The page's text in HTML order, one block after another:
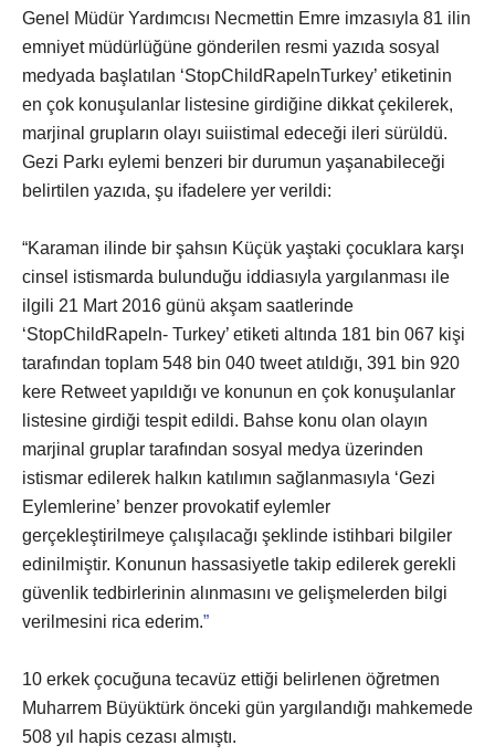
Genel Müdür Yardımcısı Necmettin Emre imzasıyla 81 ilin
emniyet müdürlüğüne gönderilen resmi yazıda sosyal
medyada başlatılan ‘StopChildRapelnTurkey’ etiketinin
en çok konuşulanlar listesine girdiğine dikkat çekilerek,
marjinal grupların olayı suiistimal edeceği ileri sürüldü.
Gezi Parkı eylemi benzeri bir durumun yaşanabileceği
belirtilen yazıda, şu ifadelere yer verildi:
“Karaman ilinde bir şahsın Küçük yaştaki çocuklara karşı
cinsel istismarda bulunduğu iddiasıyla yargılanması ile
ilgili 21 Mart 2016 günü akşam saatlerinde
‘StopChildRapeln- Turkey’ etiketi altında 181 bin 067 kişi
tarafından toplam 548 bin 040 tweet atıldığı, 391 bin 920
kere Retweet yapıldığı ve konunun en çok konuşulanlar
listesine girdiği tespit edildi. Bahse konu olan olayın
marjinal gruplar tarafından sosyal medya üzerinden
istismar edilerek halkın katılımın sağlanmasıyla ‘Gezi
Eylemlerine’ benzer provokatif eylemler
gerçekleştirilmeye çalışılacağı şeklinde istihbari bilgiler
edinilmiştir. Konunun hassasiyetle takip edilerek gerekli
güvenlik tedbirlerinin alınmasını ve gelişmelerden bilgi
verilmesini rica ederim.”
10 erkek çocuğuna tecavüz ettiği belirlenen öğretmen
Muharrem Büyüktürk önceki gün yargılandığı mahkemede
508 yıl hapis cezası almıştı.